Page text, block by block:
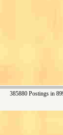
385880 Postings in